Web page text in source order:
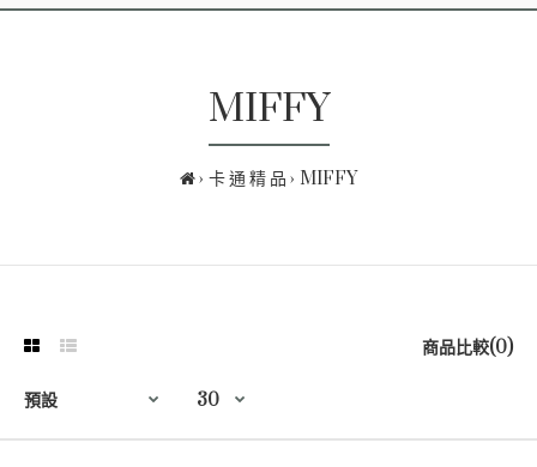
MIFFY
卡 通 精 品 MIFFY
商品比較(0)